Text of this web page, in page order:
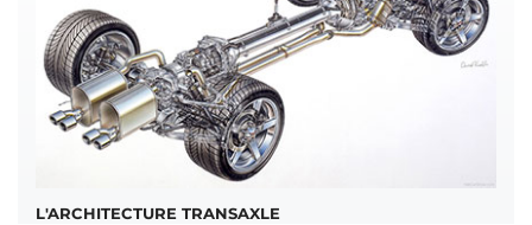
L'ARCHITECTURE TRANSAXLE